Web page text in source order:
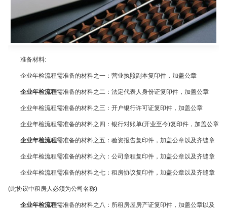
准备材料:
企业年检流程需准备的材料之一： 营业执照副本复印件，加盖公章
企业年检流程需准备的材料之二： 法定代表人身份证复印件，加盖公章
企业年检流程需准备的材料之三： 开户银行许可证复印件，加盖公章
企业年检流程需准备的材料之四： 银行对账单(开业至今)复印件，加盖公章
企业年检流程需准备的材料之五： 验资报告复印件，加盖公章以及齐缝章
企业年检流程需准备的材料之六： 公司章程复印件，加盖公章以及齐缝章
企业年检流程需准备的材料之七： 租房协议复印件，加盖公章以及齐缝章
(此协议中租房人必须为公司名称)
企业年检流程需准备的材料之八： 所租房屋房产证复印件，加盖公章以及